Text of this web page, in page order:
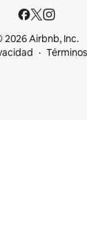
2026 Airbnb, Inc.
Términos